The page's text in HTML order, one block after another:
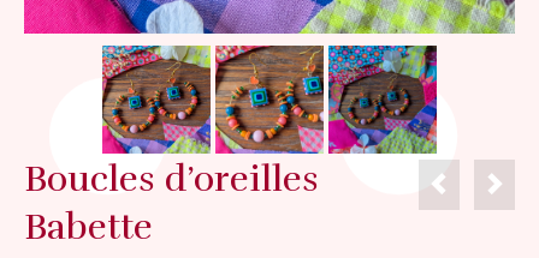
Boucles d’oreilles
Babette